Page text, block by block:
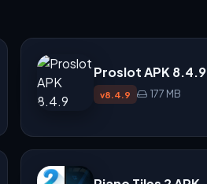
Proslot APK 8.4.9
v8.4.9 177 MB